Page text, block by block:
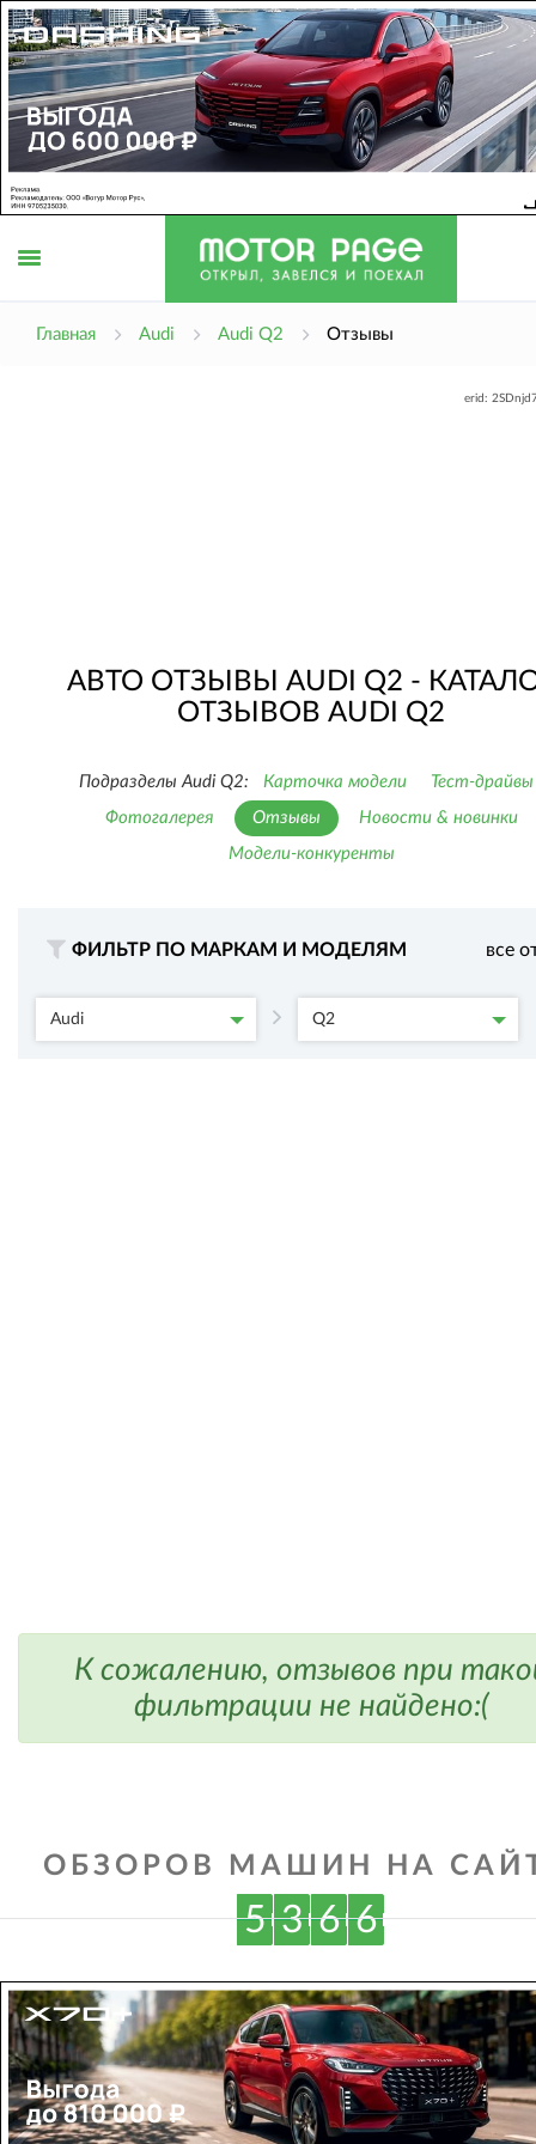
Главная Audi Audi Q2 Отзывы
erid:
АВТО ОТЗЫВЫ AUDI Q2 -
ОТЗЫВОВ AUDI Q2
Подразделы Audi Q2: Карточка модели
Тест-драйвы
Фотогалерея
Отзывы
Новости & новинки
Модели-конкуренты
ФИЛЬТР ПО МАРКАМ И МОДЕЛЯМ все
Audi Q2
К сожалению, отзывов при
фильтрации не найдено:(
ОБЗОРОВ МАШИН НА
5 3 6 6